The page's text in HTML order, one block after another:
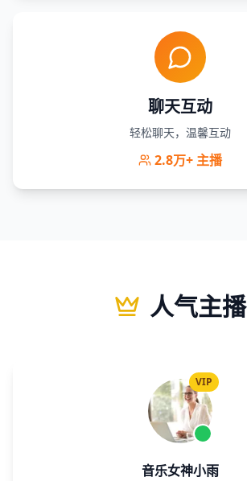
聊天互动
轻松聊天，温馨互动
2.8万+ 主播
人气主播
VIP
音乐女神小雨